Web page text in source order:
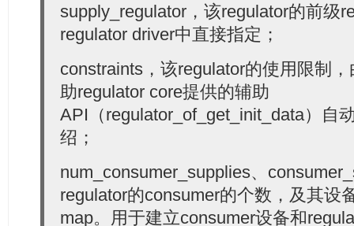
* @driver_data: Data passed to regulator_init.
*/
struct regulator_init_data {
*supply_regulator;
struct regulation_constraints constraints;
int num_consumer_supplies;
regulator_consumer_supply
};
supply_regulator，该regulator的前级
regulator driver中直接指定；
constraints，该regulator的使用限制
助regulator core提供的辅助
API（regulator_of_get_init_data）自
绍；
num_consumer_supplies、
regulator的consumer的个数，及其设
map。用于建立consumer设备和